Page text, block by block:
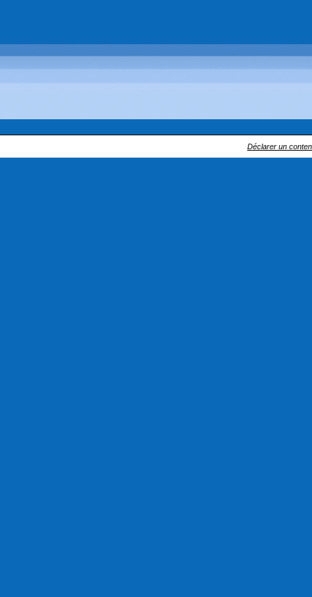
Déclarer un